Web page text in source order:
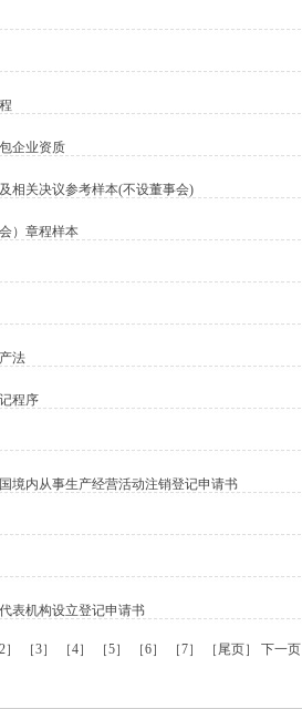
企业资质
相关决议参考样本(不设董事会)
）章程样本
法
程序
境内从事生产经营活动注销登记申请书
表机构设立登记申请书
］ ［3］ ［4］ ［5］ ［6］ ［7］ ［尾页］ 下一页